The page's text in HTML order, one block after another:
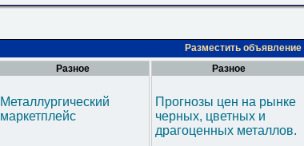
Разместить объявление
Разное
Металлургический
маркетплейс
Разное
Прогнозы цен на рынке
черных, цветных и
драгоценных металлов.